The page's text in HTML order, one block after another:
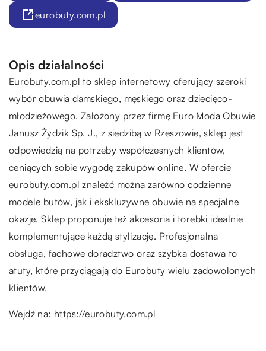
eurobuty.com.pl
Opis działalności
Eurobuty.com.pl to sklep internetowy oferujący szeroki
wybór obuwia damskiego, męskiego oraz dziecięco-
młodzieżowego. Założony przez firmę Euro Moda Obuwie
Janusz Żydzik Sp. J., z siedzibą w Rzeszowie, sklep jest
odpowiedzią na potrzeby współczesnych klientów,
ceniących sobie wygodę zakupów online. W ofercie
eurobuty.com.pl znaleźć można zarówno codzienne
modele butów, jak i ekskluzywne obuwie na specjalne
okazje. Sklep proponuje też akcesoria i torebki idealnie
komplementujące każdą stylizację. Profesjonalna
obsługa, fachowe doradztwo oraz szybka dostawa to
atuty, które przyciągają do Eurobuty wielu zadowolonych
klientów.
Wejdź na: https://eurobuty.com.pl